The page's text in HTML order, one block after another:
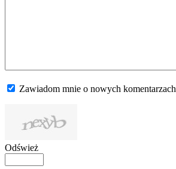
Zawiadom mnie o nowych komentarzach
Odśwież